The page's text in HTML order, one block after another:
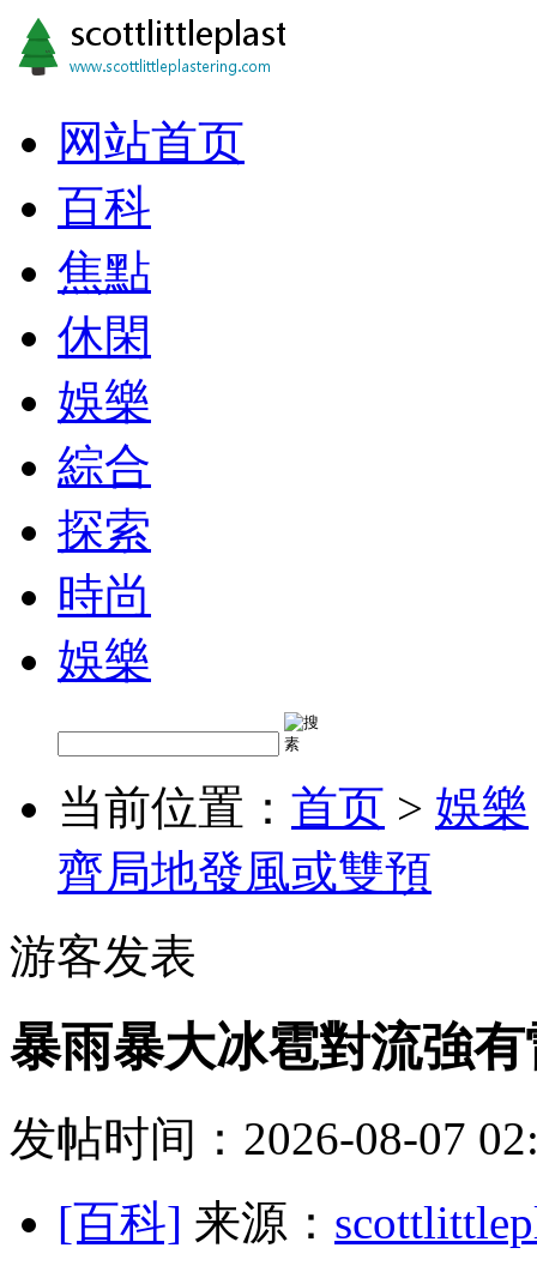
网站首页
百科
焦點
休閑
娛樂
綜合
探索
時尚
娛樂
当前位置： 首页 > 娛樂
齊局地發風或雙預
游客发表
暴雨暴大冰雹對流強
发帖时间：2026-08-07
[百科] 来源：